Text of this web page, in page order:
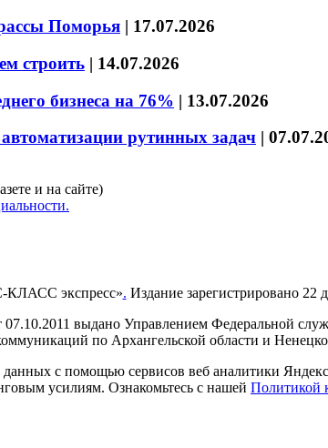
Поморья | 17.07.2026
строить | 14.07.2026
бизнеса на 76% | 13.07.2026
рутинных задач |
и на сайте)
КЛАСС экспресс». Издание зарегистрировано 22
выдано Управлением Федеральной
по Архангельской области и
с помощью сервисов веб аналитики
усилиям. Ознакомьтесь с нашей Политикой